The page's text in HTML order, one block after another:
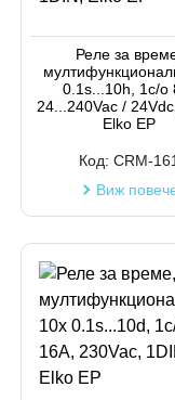
Реле за
0.1s...10h, 1c/o
24...240Vac /
Elko EP
Код: CRM-161
Виж